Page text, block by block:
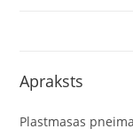
Apraksts
Plastmasas